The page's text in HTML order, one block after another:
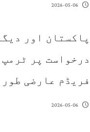
2026-05-06
پاکستان اور
درخواست پر
فریڈم عارضی
2026-05-06